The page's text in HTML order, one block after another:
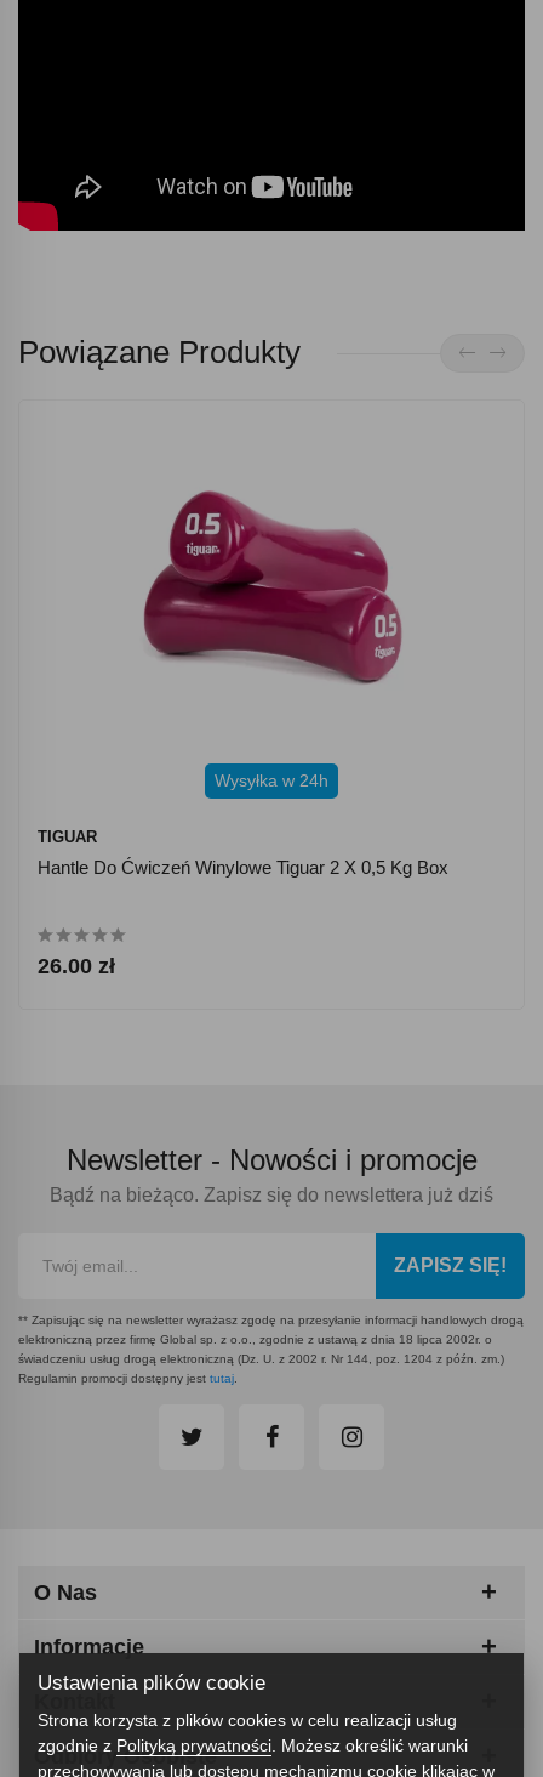
Powiązane Produkty
Wysyłka w 24h
TIGUAR
Hantle Do Ćwiczeń Winylowe Tiguar 2 X 0,5 Kg Box
26.00 zł
Newsletter - Nowości i promocje
Bądź na bieżąco. Zapisz się do newslettera już dziś
ZAPISZ SIĘ!
** Zapisując się na newsletter wyrażasz zgodę na przesyłanie informacji handlowych drogą
elektroniczną przez firmę Global sp. z o.o., zgodnie z ustawą z dnia 18 lipca 2002r. o
świadczeniu usług drogą elektroniczną (Dz. U. z 2002 r. Nr 144, poz. 1204 z późn. zm.)
Regulamin promocji dostępny jest tutaj
O Nas
Informacje
Odbiory Osobiste
Ustawienia plików cookie
Strona korzysta z plików cookies w celu realizacji usług
zgodnie z Polityką prywatności . Możesz określić warunki
przechowywania lub dostępu mechanizmu cookie klikając w